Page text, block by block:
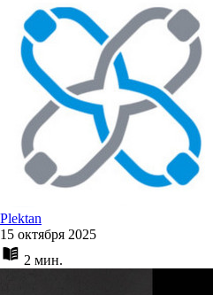
Plektan
15 октября 2025
2 мин.